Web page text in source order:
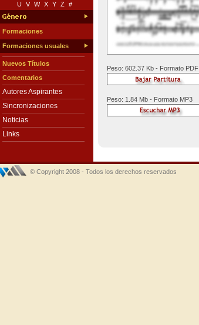
U
V W X Y Z #
Formaciones
Formaciones usuales
Nuevos Títulos
Comentarios
Autores Aspirantes
Sincronizaciones
Noticias
Links
Peso: 602.37 Kb - Formato PDF
Peso: 1.84 Mb - Formato MP3
© Copyright 2008 - Todos los derechos reservados